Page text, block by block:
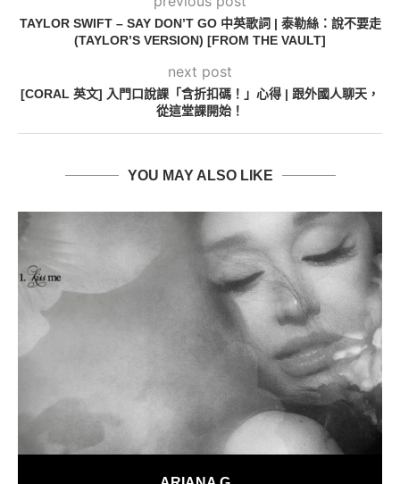
TAYLOR SWIFT – SAY DON’T GO 中英歌詞 | 泰勒絲：說不要走
(TAYLOR’S VERSION) [FROM THE VAULT]
next post
[CORAL 英文] 入門口說課「含折扣碼！」心得 | 跟外國人聊天，
從這堂課開始！
YOU MAY ALSO LIKE